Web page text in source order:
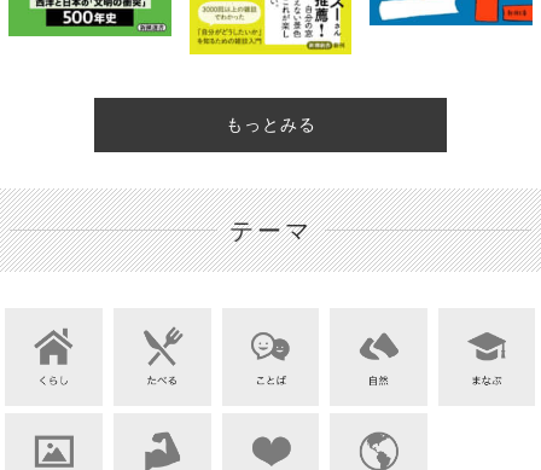
もっとみる
テーマ